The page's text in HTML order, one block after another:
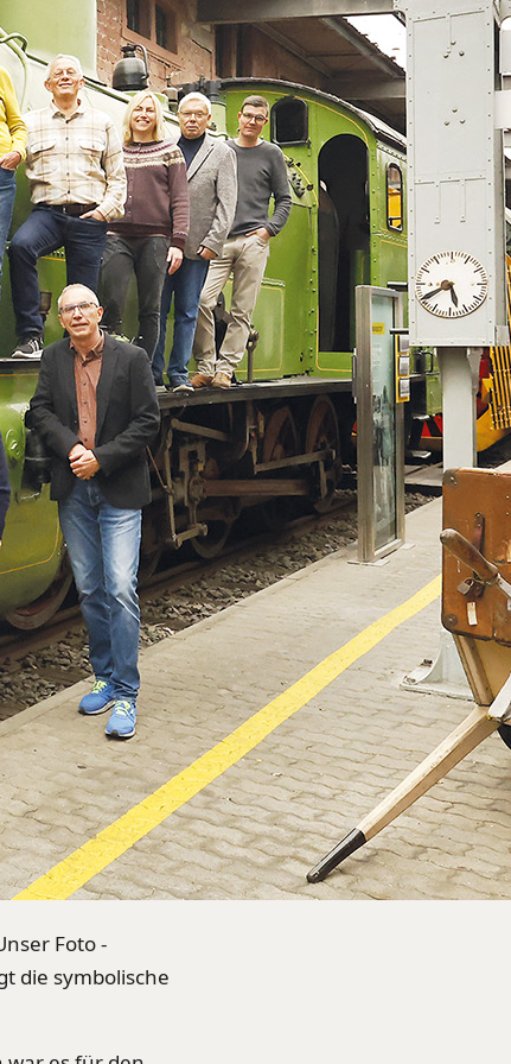
Foto -
die symbolische